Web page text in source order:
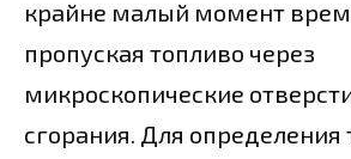
крайне малый момент
пропуская топливо через
микроскопические
сгорания. Для определения